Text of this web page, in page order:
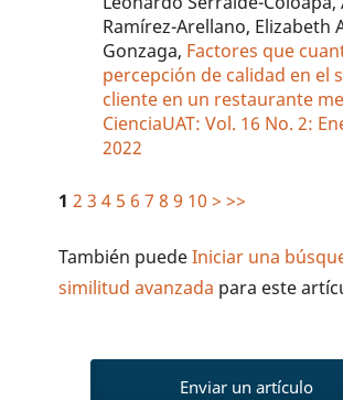
Ramírez-Arellano, Elizabeth
Gonzaga, Factores que
percepción de calidad en el
cliente en un restaurante
CienciaUAT: Vol. 16 No. 2:
2022
1 2 3 4 5 6 7 8 9 10 > >>
También puedeIniciar una
similitud avanzada para este
Enviar un artículo